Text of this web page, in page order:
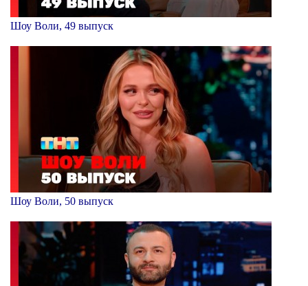
Шоу Воли, 49 выпуск
Шоу Воли, 50 выпуск